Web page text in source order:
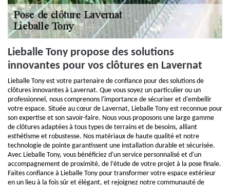
Lieballe Tony propose des solutions
innovantes pour vos clôtures en Lavernat
Lieballe Tony est votre partenaire de confiance pour des solutions de
clôtures innovantes à Lavernat. Que vous soyez un particulier ou un
professionnel, nous comprenons l'importance de sécuriser et d'embellir
votre espace. Située au cœur de Lavernat, Lieballe Tony est reconnue pour
son expertise et son savoir-faire. Nous vous proposons une large gamme
de clôtures adaptées à tous types de terrains et de besoins, alliant
esthétisme et robustesse. Nos matériaux de haute qualité et notre
technologie de pointe garantissent une installation durable et sécurisée.
Avec Lieballe Tony, vous bénéficiez d'un service personnalisé et d'un
accompagnement de proximité, de l’étude de votre projet à la pose finale.
Faites confiance à Lieballe Tony pour transformer votre espace extérieur
en un lieu à la fois sûr et élégant, et rejoignez notre communauté de